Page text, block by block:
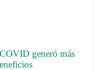
generó más